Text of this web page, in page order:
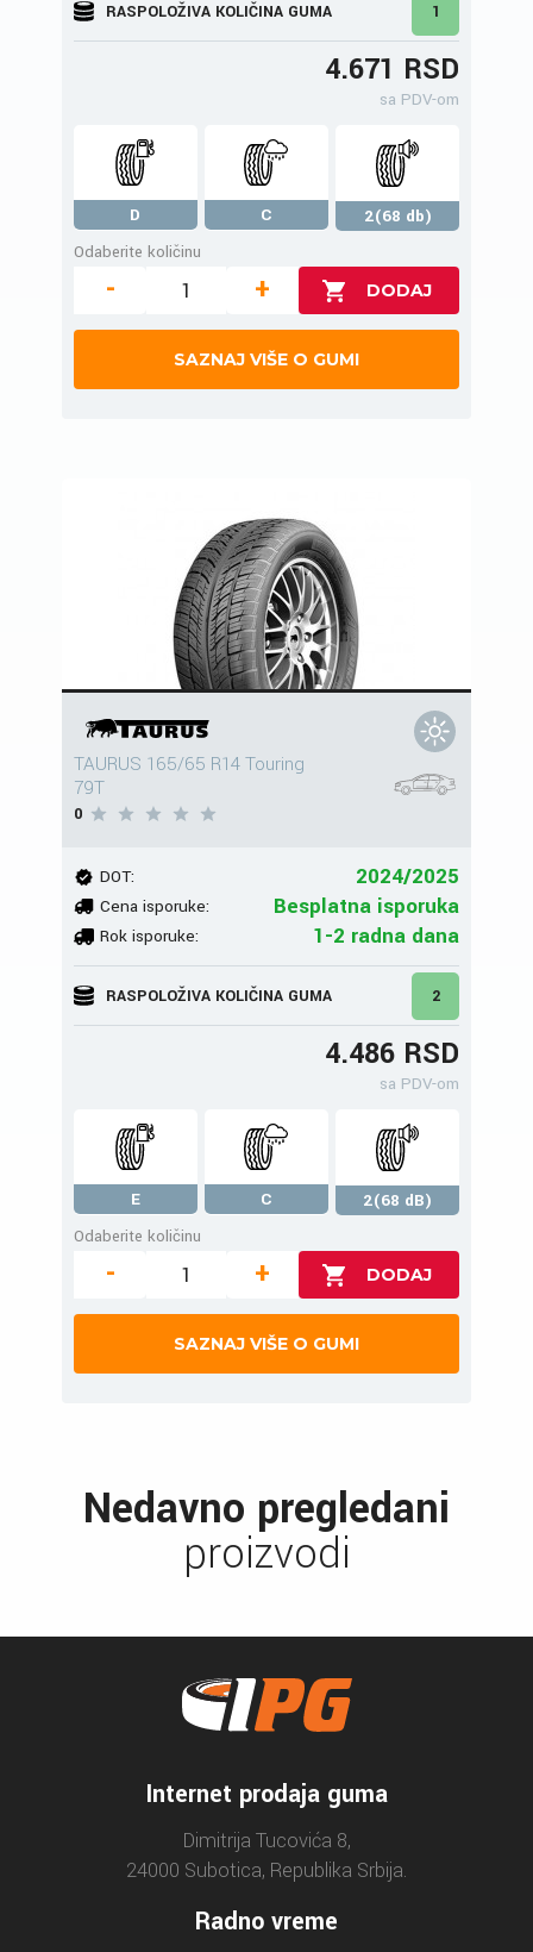
RASPOLOŽIVA KOLIČINA GUMA 1
4.671 RSD
sa PDV-om
D C
2(68 db)
Odaberite količinu
- +
SAZNAJ VIŠE O GUMI
TAURUS 165/65 R14 Touring
79T
0
DOT: 2024/2025
Cena isporuke: Besplatna isporuka
Rok isporuke: 1-2 radna dana
RASPOLOŽIVA KOLIČINA GUMA 2
4.486 RSD
sa PDV-om
E C
2(68 dB)
Odaberite količinu
- +
SAZNAJ VIŠE O GUMI
Nedavno pregledani
proizvodi
Internet prodaja guma
Dimitrija Tucovića 8,
24000 Subotica, Republika Srbija.
Radno vreme